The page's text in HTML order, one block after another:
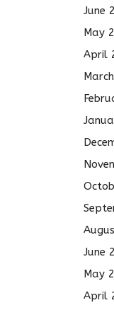
June
May
April
June
May
April